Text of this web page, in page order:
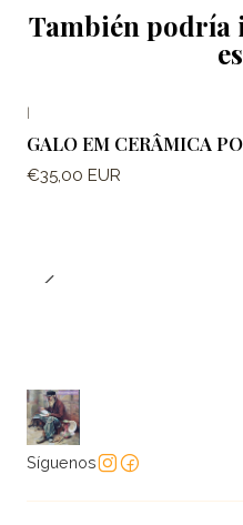
También podría
GALO EM CERÂMICA
€35,00 EUR
Síguenos